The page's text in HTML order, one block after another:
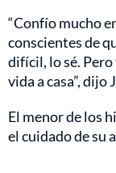
“Confío mucho
conscientes de
difícil, lo sé.
vida a casa”, dijo
El menor de los
el cuidado de su